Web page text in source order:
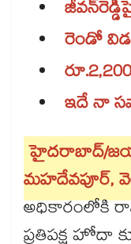
రెండో
ఇదే నా
హైదరాబాద్/
మహదేవపూర్,
అధికారంలోకి
ప్రతిపక్ష హోదా